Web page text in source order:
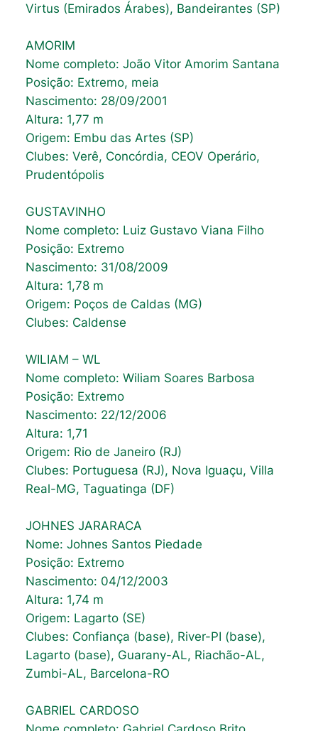
Virtus (Emirados Árabes), Bandeirantes (SP)
AMORIM
Nome completo: João Vitor Amorim Santana
Posição: Extremo, meia
Nascimento: 28/09/2001
Altura: 1,77 m
Origem: Embu das Artes (SP)
Clubes: Verê, Concórdia, CEOV Operário,
Prudentópolis
GUSTAVINHO
Nome completo: Luiz Gustavo Viana Filho
Posição: Extremo
Nascimento: 31/08/2009
Altura: 1,78 m
Origem: Poços de Caldas (MG)
Clubes: Caldense
WILIAM – WL
Nome completo: Wiliam Soares Barbosa
Posição: Extremo
Nascimento: 22/12/2006
Altura: 1,71
Origem: Rio de Janeiro (RJ)
Clubes: Portuguesa (RJ), Nova Iguaçu, Villa
Real-MG, Taguatinga (DF)
JOHNES JARARACA
Nome: Johnes Santos Piedade
Posição: Extremo
Nascimento: 04/12/2003
Altura: 1,74 m
Origem: Lagarto (SE)
Clubes: Confiança (base), River-PI (base),
Lagarto (base), Guarany-AL, Riachão-AL,
Zumbi-AL, Barcelona-RO
GABRIEL CARDOSO